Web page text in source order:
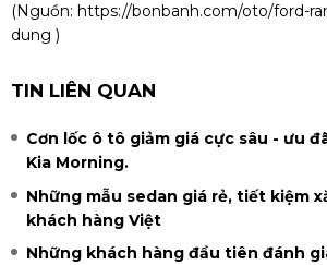
(Nguồn: https://bonbanh.com/oto/ford-
dung )
TIN LIÊN QUAN
Cơn lốc ô tô giảm giá cực sâu - ưu
Kia Morning.
Những mẫu sedan giá rẻ, tiết kiệm
khách hàng Việt
Những khách hàng đầu tiên đánh